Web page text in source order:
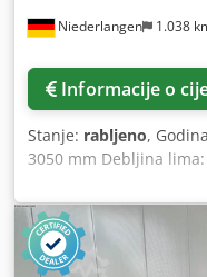
Niederlangen 1.038
Informacije o
Stanje: rabljeno,
3050 mm Debljina
Kut rezanja: 0,5 - 3 °
hoda/min Ukupna
2000 x 1600 mm
stražnji graničnik -